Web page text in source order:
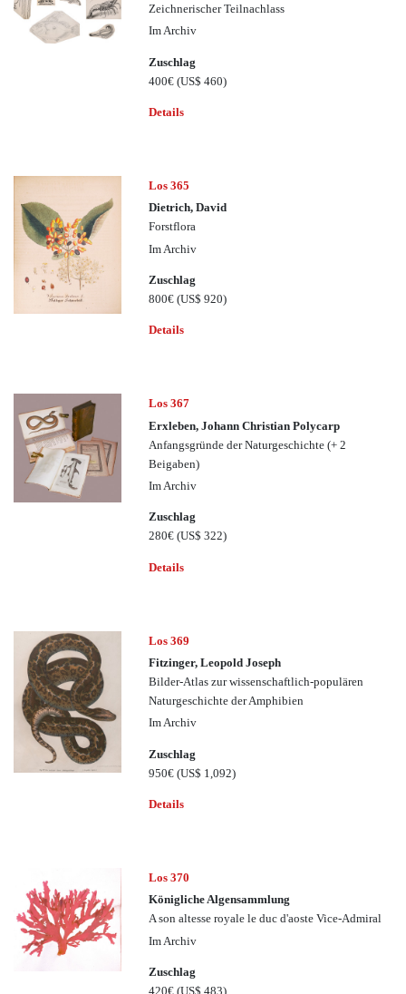
Zeichnerischer Teilnachlass
Im Archiv
Zuschlag
400€(US$ 460)
Details
Los 365
Dietrich, David
Forstflora
Im Archiv
Zuschlag
800€(US$ 920)
Details
Los 367
Erxleben, Johann Christian Polycarp
Anfangsgründe der Naturgeschichte (+ 2
Beigaben)
Im Archiv
Zuschlag
280€(US$ 322)
Details
Los 369
Fitzinger, Leopold Joseph
Bilder-Atlas zur wissenschaftlich-populären
Naturgeschichte der Amphibien
Im Archiv
Zuschlag
950€(US$ 1,092)
Details
Los 370
Königliche Algensammlung
A son altesse royale le duc d'aoste Vice-Admiral
Im Archiv
Zuschlag
420€(US$ 483)